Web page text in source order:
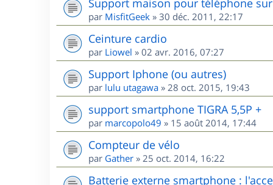
par MisfitGeek » 30 déc. 2011, 22:17
Ceinture cardio
par Liowel » 02 avr. 2016, 07:27
Support Iphone (ou autres)
par lulu utagawa » 28 oct. 2015, 19:43
support smartphone TIGRA 5,5P +
par marcopolo49 » 15 août 2014, 17:44
Compteur de vélo
par Gather » 25 oct. 2014, 16:22
Batterie externe smartphone :